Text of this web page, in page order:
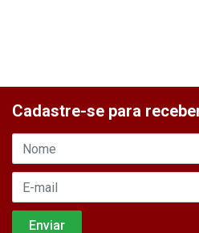
Cadastre-se para